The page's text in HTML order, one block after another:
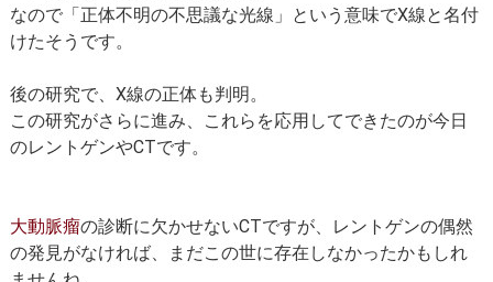
正しい病院の選び方 アクセス
外来予約をされた方へ
私どもの特色 治療目的と治療対象
手術概要 ご紹介いただく場合
なので「正体不明の不思議な光線」という意味でX線と名付
けたそうです。
後の研究で、X線の正体も判明。
この研究がさらに進み、これらを応用してできたのが今日
のレントゲンやCTです。
大動脈瘤の診断に欠かせないCTですが、レントゲンの偶然
の発見がなければ、まだこの世に存在しなかったかもしれ